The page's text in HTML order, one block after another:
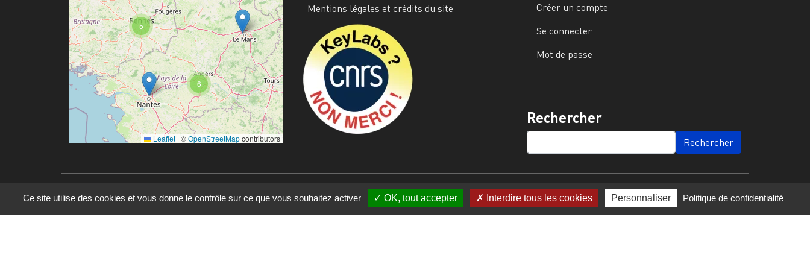
6
5
Leaflet | ©OpenStreetMapcontributors
Mentions légales et crédits du site
Créer un compte
Se connecter
Mot de passe
Rechercher
SEARCH
Ce site utilise des cookies et vous donne le contrôle sur ce que vous souhaitez activer OK, tout accepter Interdire tous les cookies Personnaliser Politique de confidentialité